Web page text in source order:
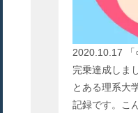
2020.10.17 「
完乗達成しま
とある理系大
記録です。こ